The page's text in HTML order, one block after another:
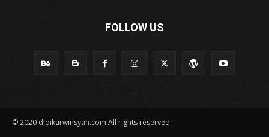
FOLLOW US
© 2020 didikarwinsyah.com All rights reserved